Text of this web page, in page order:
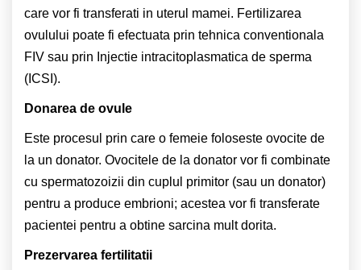
care vor fi transferati in uterul mamei. Fertilizarea
ovulului poate fi efectuata prin tehnica conventionala
FIV sau prin Injectie intracitoplasmatica de sperma
(ICSI).
Donarea de ovule
Este procesul prin care o femeie foloseste ovocite de
la un donator. Ovocitele de la donator vor fi combinate
cu spermatozoizii din cuplul primitor (sau un donator)
pentru a produce embrioni; acestea vor fi transferate
pacientei pentru a obtine sarcina mult dorita.
Prezervarea fertilitatii